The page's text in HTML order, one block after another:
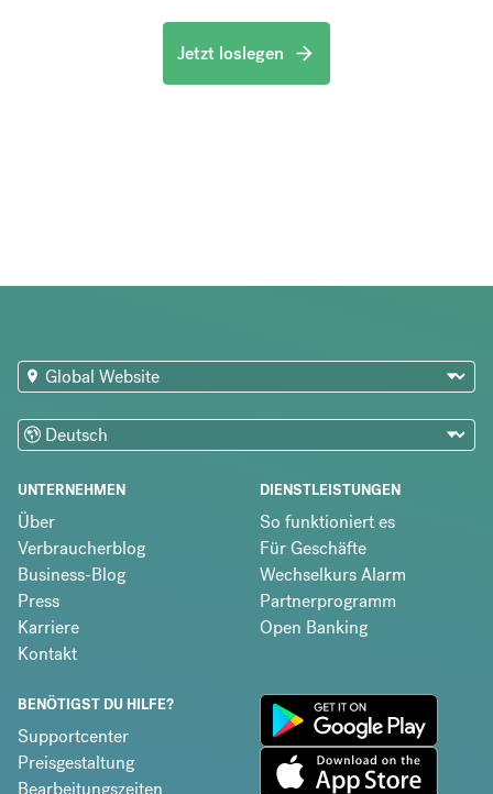
Jetzt loslegen
UNTERNEHMEN
Über
Verbraucherblog
Business-Blog
Press
Karriere
Kontakt
DIENSTLEISTUNGEN
So funktioniert es
Für Geschäfte
Wechselkurs Alarm
Partnerprogramm
Open Banking
BENÖTIGST DU HILFE?
Supportcenter
Preisgestaltung
Bearbeitungszeiten